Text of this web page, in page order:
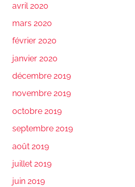
avril 2020
mars 2020
février 2020
janvier 2020
décembre 2019
novembre 2019
octobre 2019
septembre 2019
août 2019
juillet 2019
juin 2019